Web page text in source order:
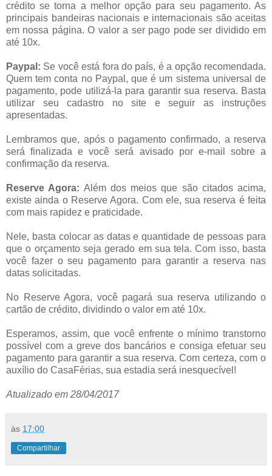
crédito se torna a melhor opção para seu pagamento. As
principais bandeiras nacionais e internacionais são aceitas
em nossa página. O valor a ser pago pode ser dividido em
até 10x.
Paypal: Se você está fora do país, é a opção recomendada.
Quem tem conta no Paypal, que é um sistema universal de
pagamento, pode utilizá-la para garantir sua reserva. Basta
utilizar seu cadastro no site e seguir as instruções
apresentadas.
Lembramos que, após o pagamento confirmado, a reserva
será finalizada e você será avisado por e-mail sobre a
confirmação da reserva.
Reserve Agora: Além dos meios que são citados acima,
existe ainda o Reserve Agora. Com ele, sua reserva é feita
com mais rapidez e praticidade.
Nele, basta colocar as datas e quantidade de pessoas para
que o orçamento seja gerado em sua tela. Com isso, basta
você fazer o seu pagamento para garantir a reserva nas
datas solicitadas.
No Reserve Agora, você pagará sua reserva utilizando o
cartão de crédito, dividindo o valor em até 10x.
Esperamos, assim, que você enfrente o mínimo transtorno
possível com a greve dos bancários e consiga efetuar seu
pagamento para garantir a sua reserva. Com certeza, com o
auxílio do CasaFérias, sua estadia será inesquecível!
Atualizado em 28/04/2017
às 17:00
Compartilhar